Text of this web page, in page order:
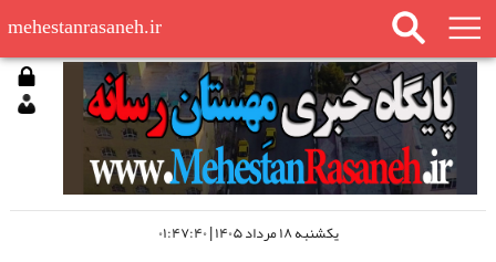
mehestanrasaneh.ir
يكشنبه ۱۸ مرداد ۱۴۰۵ | ۰۱:۴۷:۴۰